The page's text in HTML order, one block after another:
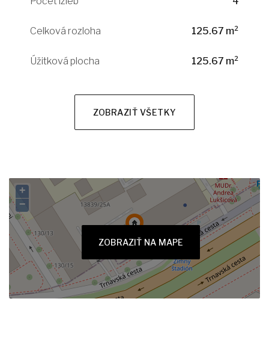
Celková rozloha 125.67 m²
Úžitková plocha 125.67 m²
ZOBRAZIŤ VŠETKY
ZOBRAZIŤ NA MAPE
+
−